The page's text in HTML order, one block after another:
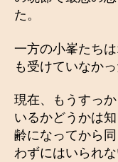
た。
一方の小峯たち
も受けていなかっ
現在、もうすっ
いるかどうかは
齢になってから
わずにはいられな